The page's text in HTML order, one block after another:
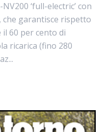
‘full-electric’ con
che garantisce rispetto
60 per cento di
ricarica (fino 280